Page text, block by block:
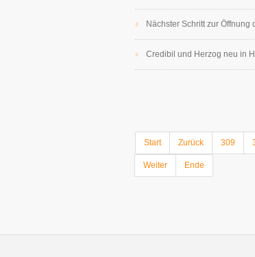
Nächster Schritt zur
Credibil und Herzog neu in
Start Zurück 309
Weiter Ende